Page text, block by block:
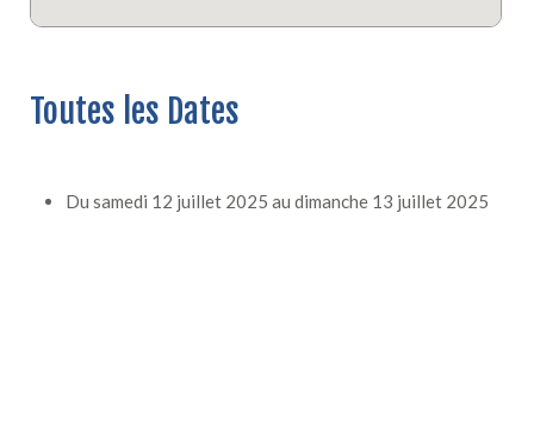
Toutes les Dates
Du samedi 12 juillet 2025 au dimanche 13 juillet 2025